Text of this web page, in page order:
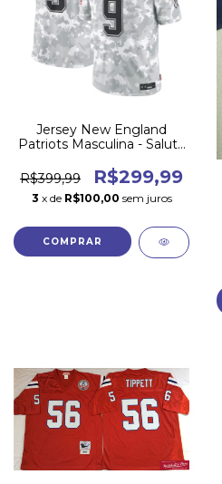
Jersey New England
Patriots Masculina - Salute
R$399,99
R$299,99
3 x de R$100,00 sem juros
COMPRAR